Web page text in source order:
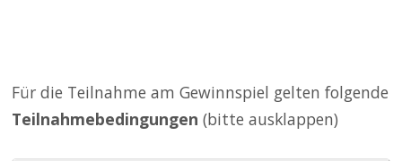
Für die Teilnahme am Gewinnspiel gelten folgende
Teilnahmebedingungen (bitte ausklappen)